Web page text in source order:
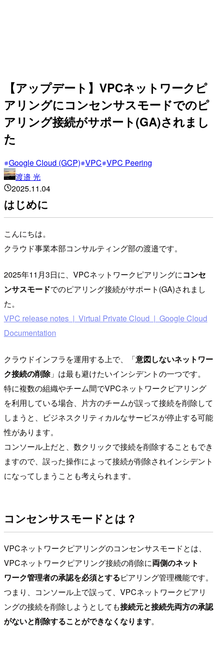
【アップデート】VPCネットワークピ
アリングにコンセンサスモードでのピ
アリング接続がサポート(GA)されまし
た
Google Cloud (GCP) VPC VPC Peering
渡邉 光
2025.11.04
はじめに
こんにちは。
クラウド事業本部コンサルティング部の渡邉です。
2025年11月3日に、VPCネットワークピアリングにコンセ
ンサスモードでのピアリング接続がサポート(GA)されまし
た。
VPC release notes | Virtual Private Cloud | Google Cloud
Documentation
クラウドインフラを運用する上で、「意図しないネットワー
ク接続の削除」は最も避けたいインシデントの一つです。
特に複数の組織やチーム間でVPCネットワークピアリング
を利用している場合、片方のチームが誤って接続を削除して
しまうと、ビジネスクリティカルなサービスが停止する可能
性があります。
コンソール上だと、数クリックで接続を削除することもでき
ますので、誤った操作によって接続が削除されインシデント
になってしまうことも考えられます。
コンセンサスモードとは？
VPCネットワークピアリングのコンセンサスモードとは、
VPCネットワークピアリング接続の削除に両側のネット
ワーク管理者の承認を必須とするピアリング管理機能です。
つまり、コンソール上で誤って、VPCネットワークピアリ
ングの接続を削除しようとしても接続元と接続先両方の承認
がないと削除することができなくなります。